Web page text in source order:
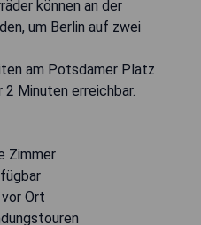
können an der
um Berlin auf zwei
am Potsdamer Platz
2 Minuten erreichbar.
Zimmer
Ort